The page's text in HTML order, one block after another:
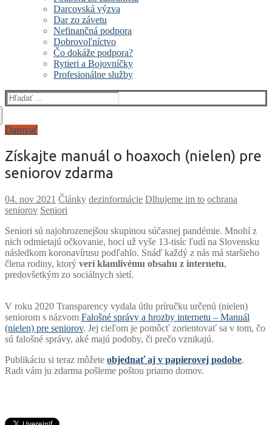
Darcovská výzva
Dar zo závetu
Nefinančná podpora
Dobrovoľníctvo
Čo dokáže podpora?
Rytieri a Bojovníčky
Profesionálne služby
Hľadať:
Darovať
Získajte manuál o hoaxoch (nielen) pre
seniorov zdarma
Články dezinformácie Dlhujeme im to ochrana
seniorov Seniori
Seniori sú najohrozenejšou skupinou súčasnej pandémie. Mnohí z
nich odmietajú očkovanie, hoci už vyše 13-tisíc ľudí na Slovensku
následkom koronavírusu podľahlo. Snáď každý z nás má staršieho
člena rodiny, ktorý verí klamlivému obsahu z internetu,
predovšetkým zo sociálnych sietí.
V roku 2020 Transparency vydala útlu príručku určenú (nielen)
seniorom s názvom Falošné správy a hrozby internetu – Manuál
(nielen) pre seniorov. Jej cieľom je pomôcť zorientovať sa v tom, čo
sú falošné správy, aké majú podoby, či prečo vznikajú.
Publikáciu si teraz môžete objednať aj v papierovej podobe.
Radi vám ju zdarma pošleme poštou priamo domov.